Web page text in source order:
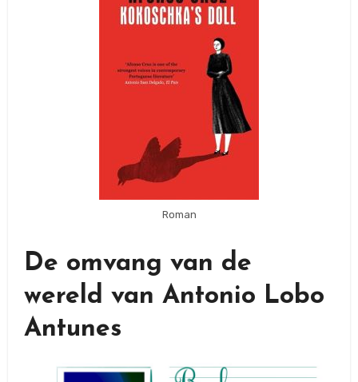
Roman
De omvang van de
wereld van Antonio Lobo
Antunes